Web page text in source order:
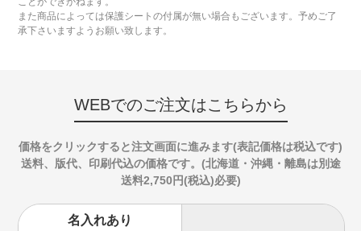
また商品によっては保護シートの付属が無い場合もございます。予めご了
承下さいますようお願い致します。
WEBでのご注文はこちらから
価格をクリックすると注文画面に進みます(表記価格は税込です)
送料、版代、印刷代込の価格です。(北海道・沖縄・離島は別途
送料2,750円(税込)必要)
名入れあり